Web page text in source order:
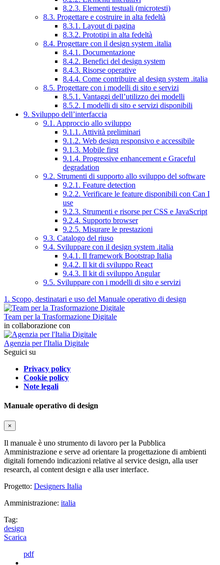
8.2.3. Elementi testuali (microtesti)
8.3. Progettare e costruire in alta fedeltà
8.3.1. Layout di pagina
8.3.2. Prototipi in alta fedeltà
8.4. Progettare con il design system .italia
8.4.1. Documentazione
8.4.2. Benefici del design system
8.4.3. Risorse operative
8.4.4. Come contribuire al design system .italia
8.5. Progettare con i modelli di sito e servizi
8.5.1. Vantaggi dell’utilizzo dei modelli
8.5.2. I modelli di sito e servizi disponibili
9. Sviluppo dell’interfaccia
9.1. Approccio allo sviluppo
9.1.1. Attività preliminari
9.1.2. Web design responsivo e accessibile
9.1.3. Mobile first
9.1.4. Progressive enhancement e Graceful
degradation
9.2. Strumenti di supporto allo sviluppo del software
9.2.1. Feature detection
9.2.2. Verificare le feature disponibili con Can I
use
9.2.3. Strumenti e risorse per CSS e JavaScript
9.2.4. Supporto browser
9.2.5. Misurare le prestazioni
9.3. Catalogo del riuso
9.4. Sviluppare con il design system .italia
9.4.1. Il framework Bootstrap Italia
9.4.2. Il kit di sviluppo React
9.4.3. Il kit di sviluppo Angular
9.5. Sviluppare con i modelli di sito e servizi
1. Scopo, destinatari e uso del Manuale operativo di design
Team per la Trasformazione Digitale
in collaborazione con
Agenzia per l'Italia Digitale
Seguici su
Privacy policy
Cookie policy
Note legali
Manuale operativo di design
×
Il manuale è uno strumento di lavoro per la Pubblica
Amministrazione e serve ad orientare la progettazione di ambienti
digitali fornendo indicazioni relative al service design, alla user
research, al content design e alla user interface.
Progetto: Designers Italia
Amministrazione: italia
Tag:
design
Scarica
pdf